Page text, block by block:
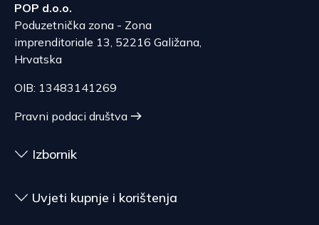
POP d.o.o.
Poduzetnička zona - Zona
imprenditoriale 13, 52216 Galižana,
Hrvatska
OIB: 13483141269
Pravni podaci društva
Izbornik
Uvjeti kupnje i korištenja